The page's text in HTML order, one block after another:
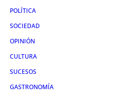
POLÍTICA
SOCIEDAD
OPINIÓN
CULTURA
SUCESOS
GASTRONOMÍA